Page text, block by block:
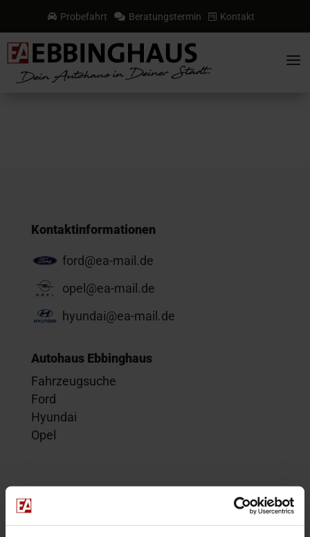
 Probefahrt  Beratungstermin  Kontakt
a
Kontaktinformationen
ford@ea-mail.de
opel@ea-mail.de
hyundai@ea-mail.de
Autohaus Ebbinghaus
Fahrzeugsuche
Ford
Hyundai
Opel
Kontakt